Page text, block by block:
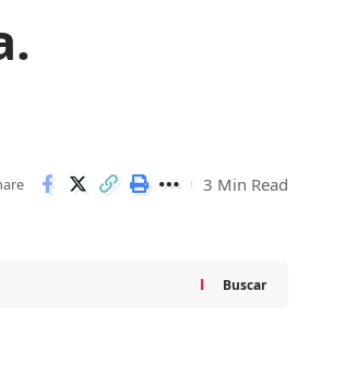
3 Min Read
Buscar